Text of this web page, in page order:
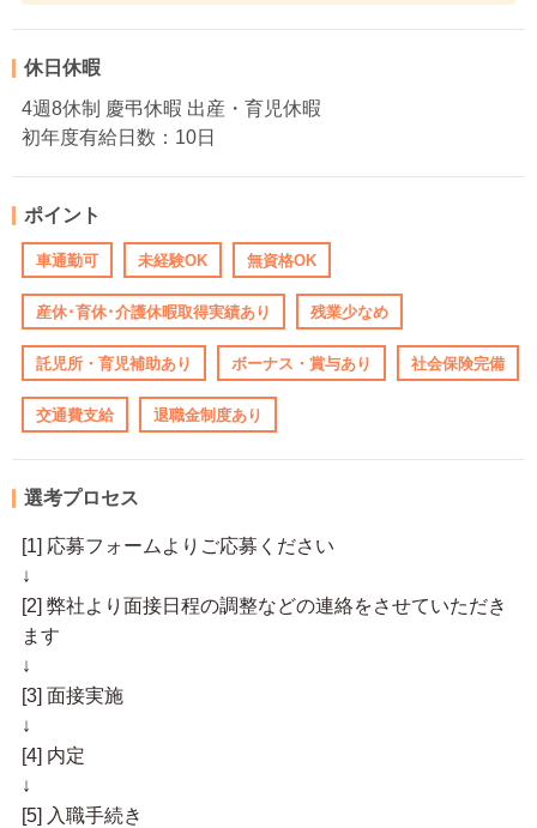
休日休暇
4週8休制 慶弔休暇 出産・育児休暇
初年度有給日数：10日
ポイント
車通勤可 未経験OK 無資格OK
産休･育休･介護休暇取得実績あり 残業少なめ
託児所・育児補助あり ボーナス・賞与あり 社会保険完備
交通費支給 退職金制度あり
選考プロセス
[1] 応募フォームよりご応募ください
↓
[2] 弊社より面接日程の調整などの連絡をさせていただき
ます
↓
[3] 面接実施
↓
[4] 内定
↓
[5] 入職手続き